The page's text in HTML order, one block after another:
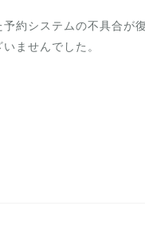
約システムの不具合が
ませんでした。